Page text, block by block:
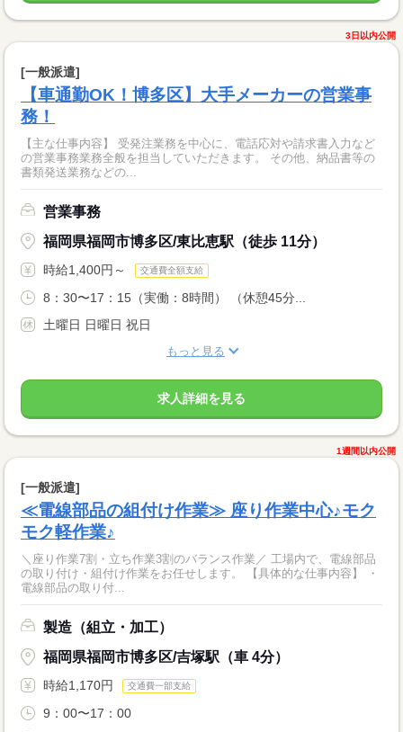
3日以内公開
[一般派遣]
【車通勤OK！博多区】大手メーカーの営業事
務！
【主な仕事内容】 受発注業務を中心に、電話応対や請求書入力など
の営業事務業務全般を担当していただきます。 その他、納品書等の
書類発送業務などの...
営業事務
福岡県福岡市博多区/東比恵駅（徒歩 11分）
時給1,400円～ 交通費全額支給
8：30〜17：15（実働：8時間） （休憩45分...
土曜日 日曜日 祝日
もっと見る
求人詳細を見る
1週間以内公開
[一般派遣]
≪電線部品の組付け作業≫ 座り作業中心♪モク
モク軽作業♪
＼座り作業7割・立ち作業3割のバランス作業／ 工場内で、電線部品
の取り付け・組付け作業をお任せします。 【具体的な仕事内容】 ・
電線部品の取り付...
製造（組立・加工）
福岡県福岡市博多区/吉塚駅（車 4分）
時給1,170円 交通費一部支給
9：00〜17：00